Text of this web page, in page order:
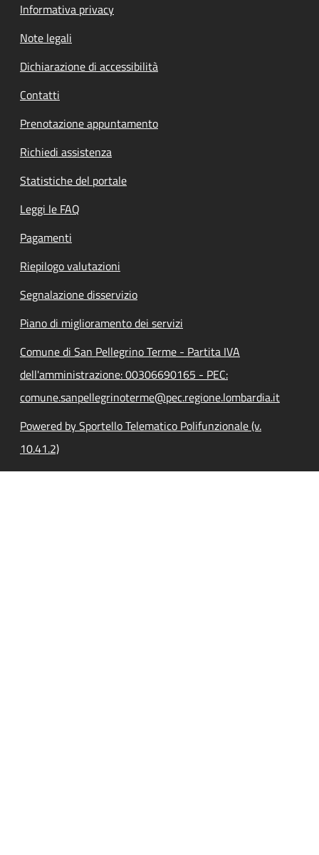
Informativa privacy
Note legali
Dichiarazione di accessibilità
Contatti
Prenotazione appuntamento
Richiedi assistenza
Statistiche del portale
Leggi le FAQ
Pagamenti
Riepilogo valutazioni
Segnalazione disservizio
Piano di miglioramento dei servizi
Comune di San Pellegrino Terme - Partita IVA
dell'amministrazione: 00306690165 - PEC:
comune.sanpellegrinoterme@pec.regione.lombardia.it
Powered by Sportello Telematico Polifunzionale (v.
10.41.2)